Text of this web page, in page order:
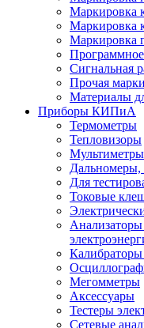
Маркировка
Маркировка
Маркировка
Сигнальная
Прочая
Материалы
Приборы КИПиА
Термометры
Тепловизоры
Для
Токовые
Анализаторы
Калибраторы
Мегомметры
Аксессуары
Тестеры
Сетевые